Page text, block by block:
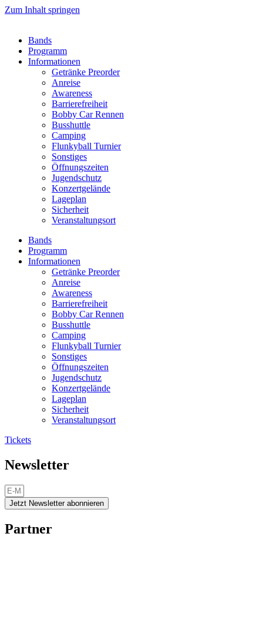
Zum Inhalt springen
Bands
Programm
Informationen
Getränke Preorder
Anreise
Awareness
Barrierefreiheit
Bobby Car Rennen
Busshuttle
Camping
Flunkyball Turnier
Sonstiges
Öffnungszeiten
Jugendschutz
Konzertgelände
Lageplan
Sicherheit
Veranstaltungsort
Bands
Programm
Informationen
Getränke Preorder
Anreise
Awareness
Barrierefreiheit
Bobby Car Rennen
Busshuttle
Camping
Flunkyball Turnier
Sonstiges
Öffnungszeiten
Jugendschutz
Konzertgelände
Lageplan
Sicherheit
Veranstaltungsort
Tickets
Newsletter
Jetzt Newsletter abonnieren
Partner